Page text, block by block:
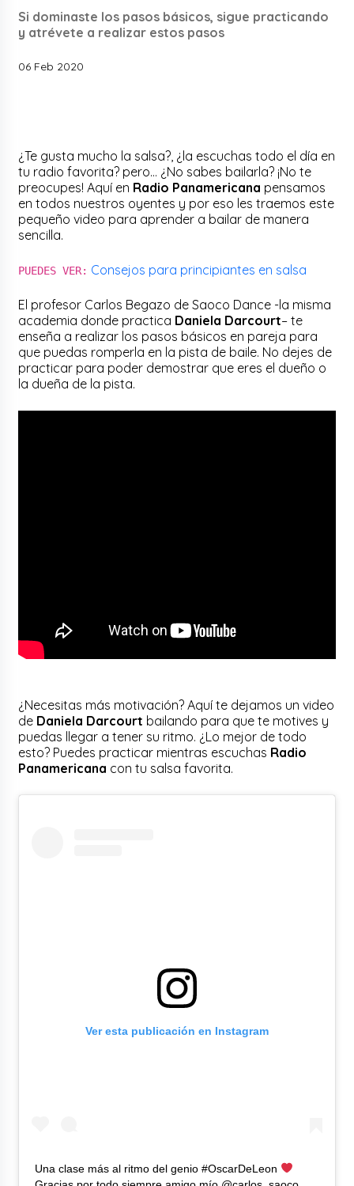
Si dominaste los pasos básicos, sigue practicando
y atrévete a realizar estos pasos
06 Feb 2020
¿Te gusta mucho la salsa?, ¿la escuchas todo el día en
tu radio favorita? pero… ¿No sabes bailarla? ¡No te
preocupes! Aquí en Radio Panamericana pensamos
en todos nuestros oyentes y por eso les traemos este
pequeño video para aprender a bailar de manera
sencilla.
PUEDES VER: Consejos para principiantes en salsa
El profesor Carlos Begazo de Saoco Dance -la misma
academia donde practica Daniela Darcourt– te
enseña a realizar los pasos básicos en pareja para
que puedas romperla en la pista de baile. No dejes de
practicar para poder demostrar que eres el dueño o
la dueña de la pista.
¿Necesitas más motivación? Aquí te dejamos un video
de Daniela Darcourt bailando para que te motives y
puedas llegar a tener su ritmo. ¿Lo mejor de todo
esto? Puedes practicar mientras escuchas Radio
Panamericana con tu salsa favorita.
Ver esta publicación en Instagram
Una clase más al ritmo del genio #OscarDeLeon